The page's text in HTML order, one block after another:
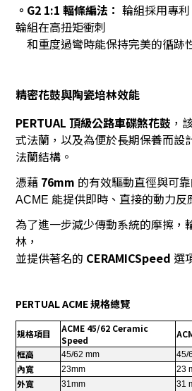
。 G2 1:1 輻條編法： 輪組採用專利
輪組在高扭矩衝刺
和重度過彎時能保持完美的循跡
精密花鼓與陶瓷培林效能
PERTUAL 頂級公路車碟煞花鼓 ，
式法蘭，以及為便於長期保養而設
法蘭結構。
憑藉 76mm 的有效驅動直徑與可
ACME 能提供即時、直接的動力反
為了進一步減少傳動系統的摩擦，
林，
並提供著名的 CERAMICSpeed 選
PERTUAL ACME規格總覽
規格項目
ACME 45/62 Ceramic
Speed
框高
45/62 mm 45/
內寬 23mm 23
外寬 31mm 31